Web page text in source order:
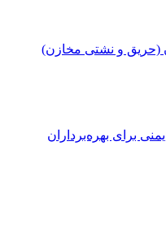
و نشتی مخازن)
بهره‌برداران